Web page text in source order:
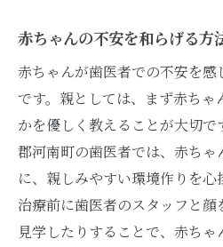
赤ちゃんの不安を和らげる方
赤ちゃんが歯医者での不安を感
です。親としては、まず赤ち
かを優しく教えることが大切
郡河南町の歯医者では、赤ちゃ
に、親しみやすい環境作りを心
治療前に歯医者のスタッフと
見学したりすることで、赤ち